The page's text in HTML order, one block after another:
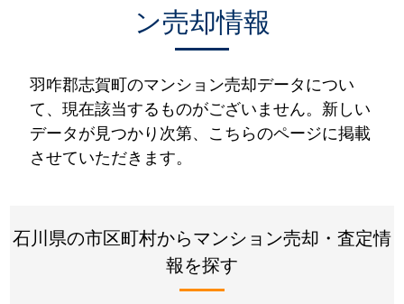
ン売却情報
羽咋郡志賀町のマンション売却データについ
て、現在該当するものがございません。新しい
データが見つかり次第、こちらのページに掲載
させていただきます。
石川県の市区町村からマンション売却・査定情
報を探す